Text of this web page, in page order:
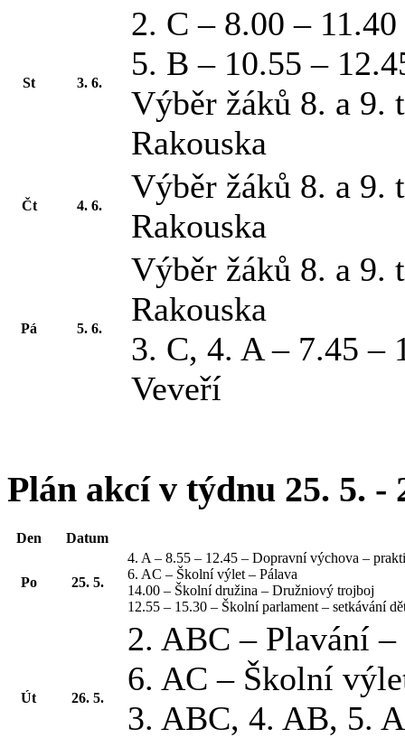
St 3. 6.
2. C – 8.00 –
5. B – 10.55 –
Výběr žáků 8. a 9.
Rakouska
Čt 4. 6.
Výběr žáků 8. a 9.
Rakouska
Pá 5. 6.
Výběr žáků 8. a 9.
Rakouska
3. C, 4. A – 7.45 –
Veveří
Plán akcí v týdnu 25. 5. -
Den Datum
Po 25. 5.
4. A – 8.55 – 12.45 – Dopravní výchova –
6. AC – Školní výlet – Pálava
14.00 – Školní družina – Družniový trojboj
12.55 – 15.30 – Školní parlament – setkávání
Út 26. 5.
2. ABC – Plavání
6. AC – Školní
3. ABC, 4. AB, 5.